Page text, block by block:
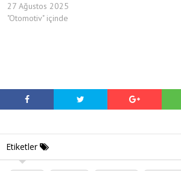
27 Ağustos 2025
"Otomotiv" içinde
Etiketler